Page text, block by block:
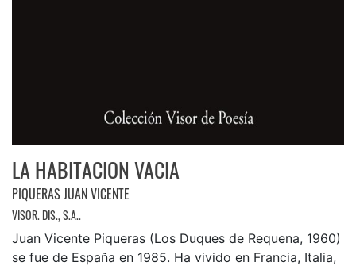
LA HABITACION VACIA
PIQUERAS JUAN VICENTE
VISOR. DIS., S.A..
Juan Vicente Piqueras (Los Duques de Requena, 1960)
se fue de España en 1985. Ha vivido en Francia, Italia,